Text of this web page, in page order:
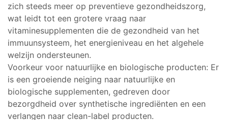
zich steeds meer op preventieve gezondheidszorg,
wat leidt tot een grotere vraag naar
vitaminesupplementen die de gezondheid van het
immuunsysteem, het energieniveau en het algehele
welzijn ondersteunen.
Voorkeur voor natuurlijke en biologische producten: Er
is een groeiende neiging naar natuurlijke en
biologische supplementen, gedreven door
bezorgdheid over synthetische ingrediënten en een
verlangen naar clean-label producten.